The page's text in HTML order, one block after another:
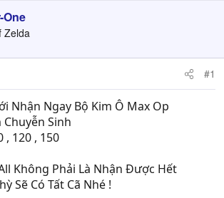
à
y
ử
One
Zelda
#1
Nhận Ngay Bộ Kim Ô Max Op
Chuyễn Sinh
, 120 , 150
Không Phải Là Nhận Được Hết
Sẽ Có Tất Cã Nhé !